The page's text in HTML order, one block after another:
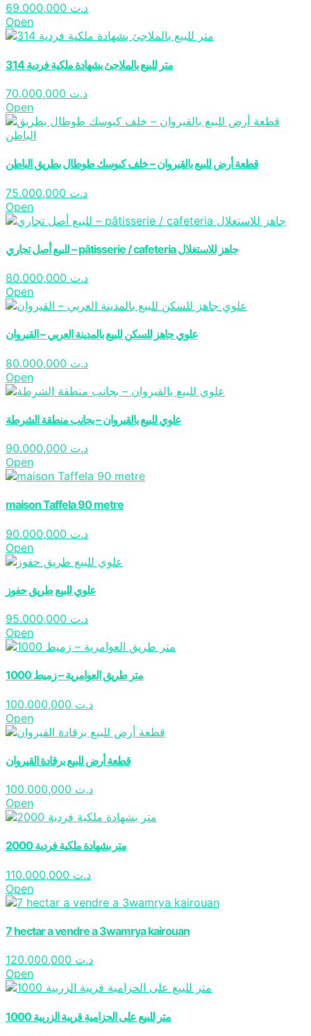
د.ت
Open
314 متر للبيع بالملاجئ بشهادة ملكية فردية
د.ت
Open
قطعة أرض للبيع بالقيروان – خلف كيوسك طوطال بطريق الباطن
د.ت
Open
للبيع أصل تجاري – pâtisserie / cafeteria جاهز للاستغلال
د.ت
Open
علوي جاهز للسكن للبيع بالمدينة العربي – القيروان
د.ت
Open
علوي للبيع بالقيروان – بجانب منطقة الشرطة
د.ت
Open
maison Taffela 90 metre
د.ت
Open
علوي للبيع طريق حفوز
د.ت
Open
1000 متر طريق العوامرية – زميط
د.ت
Open
قطعة أرض للبيع برقادة القيروان
د.ت
Open
2000 متر بشهادة ملكية فردية
د.ت
Open
7 hectar a vendre a 3wamrya kairouan
د.ت
Open
1000 متر للبيع على الحزامية قريبة الزربية